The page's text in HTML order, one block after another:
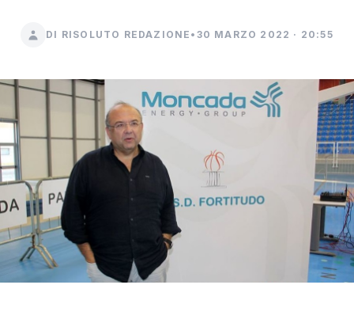
DI RISOLUTO REDAZIONE • 30 MARZO 2022 · 20:55